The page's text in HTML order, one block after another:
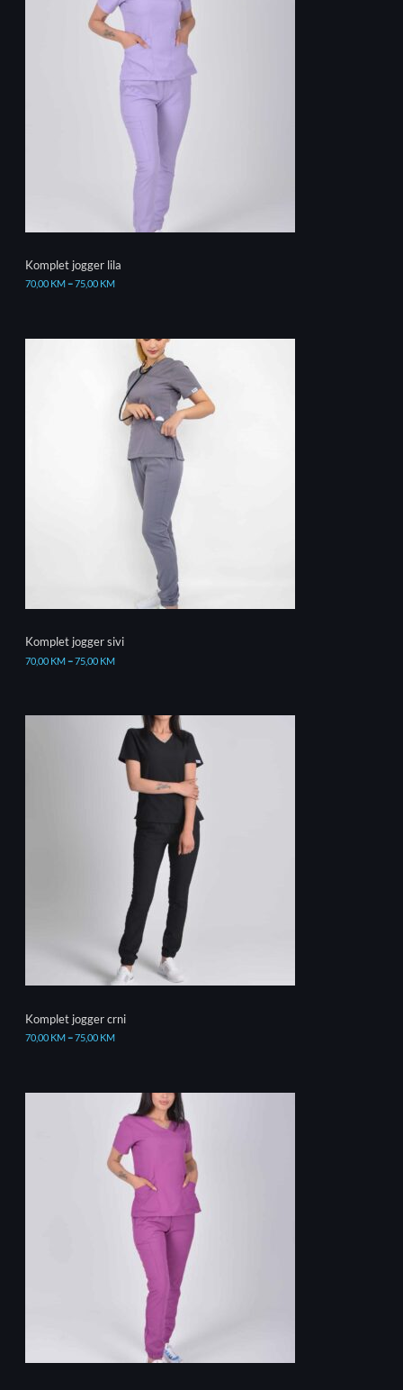
Komplet jogger lila
70,00 KM–75,00 KM
Komplet jogger sivi
70,00 KM–75,00 KM
Komplet jogger crni
70,00 KM–75,00 KM